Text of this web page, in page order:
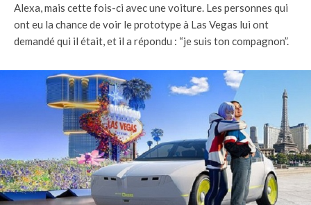
Alexa, mais cette fois-ci avec une voiture. Les personnes qui
ont eu la chance de voir le prototype à Las Vegas lui ont
demandé qui il était, et il a répondu : “je suis ton compagnon”.